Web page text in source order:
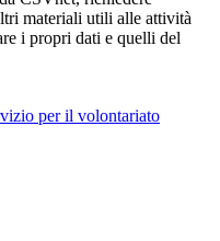
materiali utili alle attività
i propri dati e quelli del